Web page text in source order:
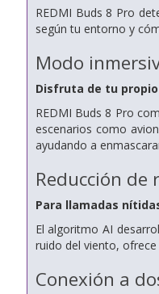
REDMI Buds 8 Pro
según tu entorno y
Modo
Disfruta de tu
REDMI Buds 8 Pro
escenarios como
ayudando a
Reducción de
Para llamadas
El algoritmo AI
ruido del viento,
Conexión a